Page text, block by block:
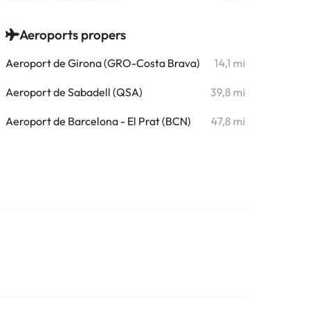
Aeroports propers
Aeroport de Girona (GRO-Costa Brava) 14,1 mi
Aeroport de Sabadell (QSA) 39,8 mi
Aeroport de Barcelona - El Prat (BCN) 47,8 mi